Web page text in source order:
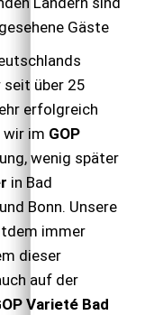
Gäste
über 25
erfolgreich
im GOP
wenig später
in Bad
Bonn. Unsere
immer
dieser
auf der
Varieté Bad